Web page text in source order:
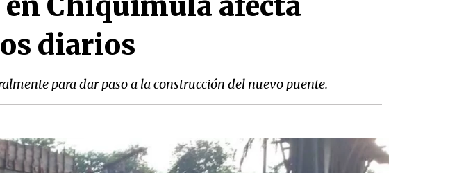
diarios
para dar paso a la construcción del nuevo puente.